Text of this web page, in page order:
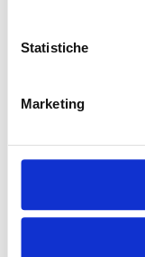
Statistiche
Marketing